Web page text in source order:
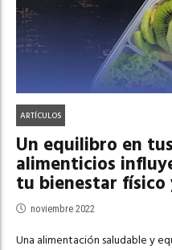
ARTÍCULOS
Un equilibro en
alimenticios
tu bienestar físico
noviembre 2022
Una alimentación saludable y